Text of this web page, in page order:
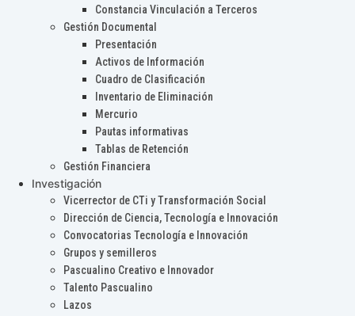
Constancia Vinculación a Terceros
Gestión Documental
Presentación
Activos de Información
Cuadro de Clasificación
Inventario de Eliminación
Mercurio
Pautas informativas
Tablas de Retención
Gestión Financiera
Investigación
Vicerrector de CTi y Transformación Social
Dirección de Ciencia, Tecnología e Innovación
Convocatorias Tecnología e Innovación
Grupos y semilleros
Pascualino Creativo e Innovador
Talento Pascualino
Lazos